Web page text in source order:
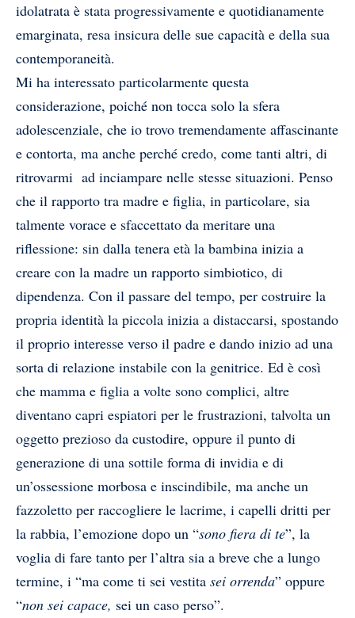
idolatrata è stata progressivamente e quotidianamente
emarginata, resa insicura delle sue capacità e della sua
contemporaneità.
Mi ha interessato particolarmente questa
considerazione, poiché non tocca solo la sfera
adolescenziale, che io trovo tremendamente affascinante
e contorta, ma anche perché credo, come tanti altri, di
ritrovarmi ad inciampare nelle stesse situazioni. Penso
che il rapporto tra madre e figlia, in particolare, sia
talmente vorace e sfaccettato da meritare una
riflessione: sin dalla tenera età la bambina inizia a
creare con la madre un rapporto simbiotico, di
dipendenza. Con il passare del tempo, per costruire la
propria identità la piccola inizia a distaccarsi, spostando
il proprio interesse verso il padre e dando inizio ad una
sorta di relazione instabile con la genitrice. Ed è così
che mamma e figlia a volte sono complici, altre
diventano capri espiatori per le frustrazioni, talvolta un
oggetto prezioso da custodire, oppure il punto di
generazione di una sottile forma di invidia e di
un’ossessione morbosa e inscindibile, ma anche un
fazzoletto per raccogliere le lacrime, i capelli dritti per
la rabbia, l’emozione dopo un “sono fiera di te”, la
voglia di fare tanto per l’altra sia a breve che a lungo
termine, i “ma come ti sei vestita sei orrenda” oppure
“non sei capace, sei un caso perso”.